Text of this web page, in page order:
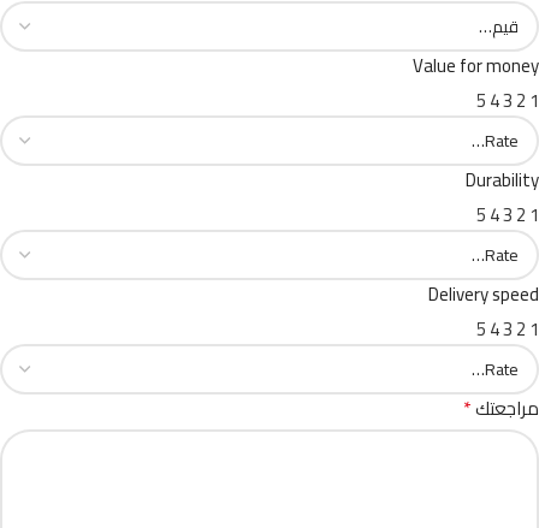
Value for money
1
2
3
4
5
Durability
1
2
3
4
5
Delivery speed
1
2
3
4
5
مراجعتك*